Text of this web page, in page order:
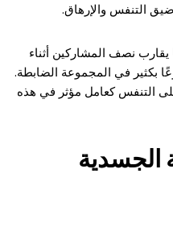
التنفس والإرهاق.
نصف المشاركين أثناء
بكثير في المجموعة الضابطة.
التنفس كعامل مؤثر في هذه
الجسدية